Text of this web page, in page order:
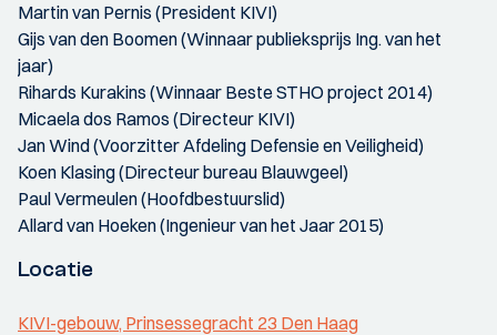
Martin van Pernis (President KIVI)
Gijs van den Boomen (Winnaar publieksprijs Ing. van het
jaar)
Rihards Kurakins (Winnaar Beste STHO project 2014)
Micaela dos Ramos (Directeur KIVI)
Jan Wind (Voorzitter Afdeling Defensie en Veiligheid)
Koen Klasing (Directeur bureau Blauwgeel)
Paul Vermeulen (Hoofdbestuurslid)
Allard van Hoeken (Ingenieur van het Jaar 2015)
Locatie
KIVI-gebouw, Prinsessegracht 23 Den Haag